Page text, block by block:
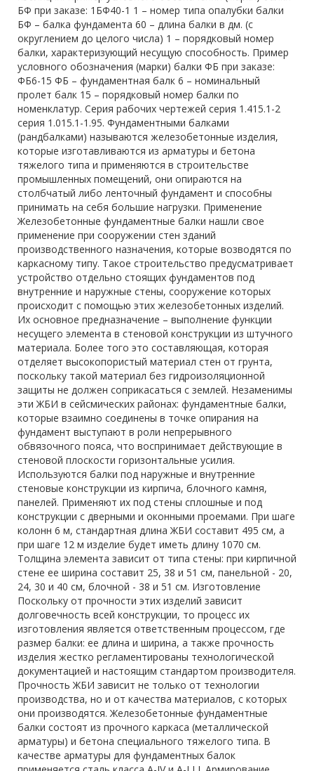
БФ при заказе: 1БФ40-1 1 – номер типа опалубки балки
БФ – балка фундамента 60 – длина балки в дм. (с
округлением до целого числа) 1 – порядковый номер
балки, характеризующий несущую способность. Пример
условного обозначения (марки) балки ФБ при заказе:
ФБ6-15 ФБ – фундаментная балк 6 – номинальный
пролет балк 15 – порядковый номер балки по
номенклатур. Серия рабочих чертежей серия 1.415.1-2
серия 1.015.1-1.95. Фундаментными балками
(рандбалками) называются железобетонные изделия,
которые изготавливаются из арматуры и бетона
тяжелого типа и применяются в строительстве
промышленных помещений, они опираются на
столбчатый либо ленточный фундамент и способны
принимать на себя большие нагрузки. Применение
Железобетонные фундаментные балки нашли свое
применение при сооружении стен зданий
производственного назначения, которые возводятся по
каркасному типу. Такое строительство предусматривает
устройство отдельно стоящих фундаментов под
внутренние и наружные стены, сооружение которых
происходит с помощью этих железобетонных изделий.
Их основное предназначение – выполнение функции
несущего элемента в стеновой конструкции из штучного
материала. Более того это составляющая, которая
отделяет высокопористый материал стен от грунта,
поскольку такой материал без гидроизоляционной
защиты не должен соприкасаться с землей. Незаменимы
эти ЖБИ в сейсмических районах: фундаментные балки,
которые взаимно соединены в точке опирания на
фундамент выступают в роли непрерывного
обвязочного пояса, что воспринимает действующие в
стеновой плоскости горизонтальные усилия.
Используются балки под наружные и внутренние
стеновые конструкции из кирпича, блочного камня,
панелей. Применяют их под стены сплошные и под
конструкции с дверными и оконными проемами. При шаге
колонн 6 м, стандартная длина ЖБИ составит 495 см, а
при шаге 12 м изделие будет иметь длину 1070 см.
Толщина элемента зависит от типа стены: при кирпичной
стене ее ширина составит 25, 38 и 51 см, панельной - 20,
24, 30 и 40 см, блочной - 38 и 51 см. Изготовление
Поскольку от прочности этих изделий зависит
долговечность всей конструкции, то процесс их
изготовления является ответственным процессом, где
размер балки: ее длина и ширина, а также прочность
изделия жестко регламентированы технологической
документацией и настоящим стандартом производителя.
Прочность ЖБИ зависит не только от технологии
производства, но и от качества материалов, с которых
они производятся. Железобетонные фундаментные
балки состоят из прочного каркаса (металлической
арматуры) и бетона специального тяжелого типа. В
качестве арматуры для фундаментных балок